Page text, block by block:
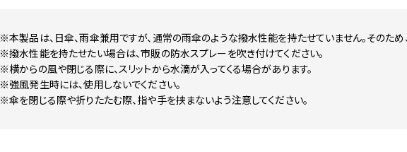
※本製品は、日傘、雨傘兼用ですが、通常の雨傘のような撥水性能を持たせていません。そのため
※撥水性能を持たせたい場合は、市販の防水スプレーを吹き付けてください。
※横からの風や閉じる際に、スリットから水滴が入ってくる場合があります。
※強風発生時には、使用しないでください。
※傘を閉じる際や折りたたむ際、指や手を挟まないよう注意してください。